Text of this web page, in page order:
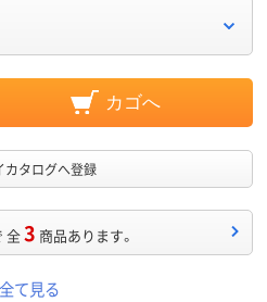
カゴへ
カタログへ登録
全3 商品あります。
て見る